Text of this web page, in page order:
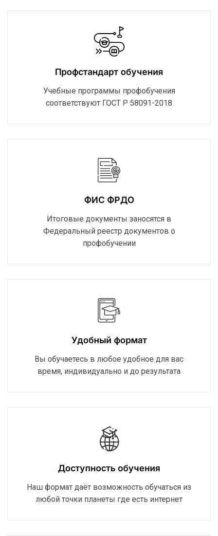
Профстандарт обучения
Учебные программы профобучения
соответствуют ГОСТ Р 58091-2018
ФИС ФРДО
Итоговые документы заносятся в
Федеральный реестр документов о
профобучении
Удобный формат
Вы обучаетесь в любое удобное для вас
время, индивидуально и до результата
Доступность обучения
Наш формат даёт возможность обучаться из
любой точки планеты где есть интернет